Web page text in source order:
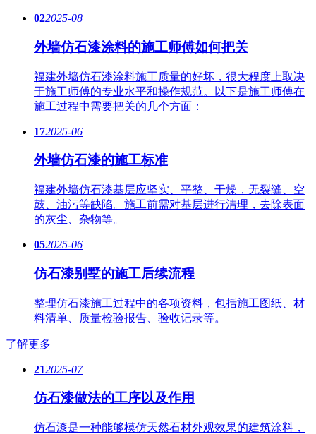
022025-08
外墙仿石漆涂料的施工师傅如何把关
福建外墙仿石漆涂料施工质量的好坏，很大程度上取决
于施工师傅的专业水平和操作规范。以下是施工师傅在
施工过程中需要把关的几个方面：
172025-06
外墙仿石漆的施工标准
福建外墙仿石漆基层应坚实、平整、干燥，无裂缝、空
鼓、油污等缺陷。施工前需对基层进行清理，去除表面
的灰尘、杂物等。
052025-06
仿石漆别墅的施工后续流程
整理仿石漆施工过程中的各项资料，包括施工图纸、材
料清单、质量检验报告、验收记录等。
了解更多
212025-07
仿石漆做法的工序以及作用
仿石漆是一种能够模仿天然石材外观效果的建筑涂料，